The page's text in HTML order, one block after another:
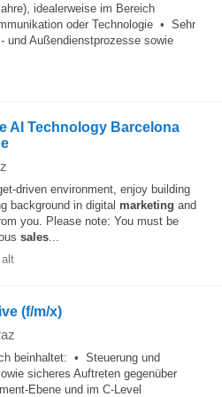
idealerweise im Bereich
oder Technologie • Sehr
und Außendienstprozesse sowie
AI Technology Barcelona
driven environment, enjoy building
background in digital marketing and
you. Please note: You must be
sales...
(f/m/x)
beinhaltet: • Steuerung und
sicheres Auftreten gegenüber
Ebene und im C-Level